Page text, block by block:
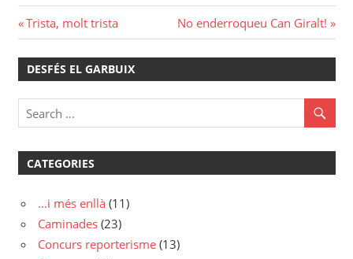
Navegació
d'entrades
Previous
Post:
Trista, molt trista
Next
Post:
No enderroqueu Can Giralt!
DESFÉS EL GARBUIX
CATEGORIES
…i més enllà (11)
Caminades (23)
Concurs reporterisme (13)